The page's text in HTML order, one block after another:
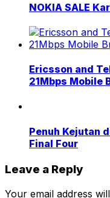
NOKIA SALE
Ericsson and
21Mbps Mobile
Penuh Kejutan
Final Four
Leave a Reply
Your email address